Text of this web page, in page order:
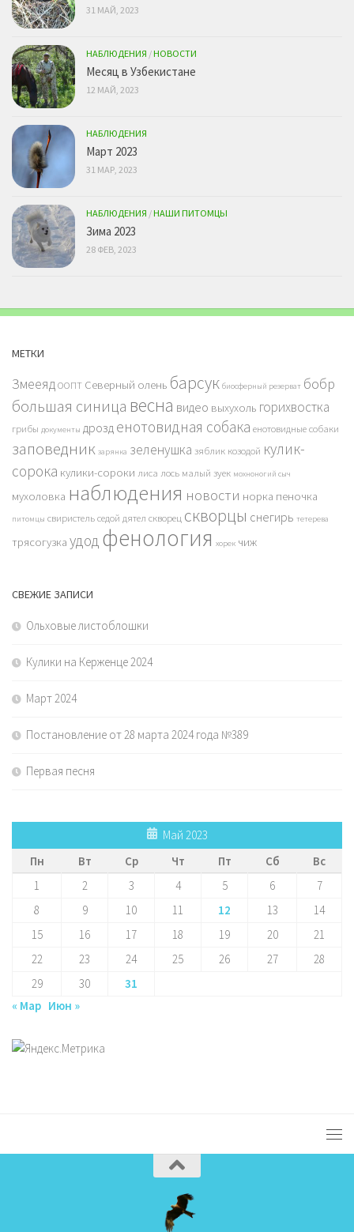
31 МАЙ, 2023
НАБЛЮДЕНИЯ /НОВОСТИ
Месяц в Узбекистане
12 МАЙ, 2023
НАБЛЮДЕНИЯ
Март 2023
31 МАР, 2023
НАБЛЮДЕНИЯ /НАШИ ПИТОМЦЫ
Зима 2023
28 ФЕВ, 2023
МЕТКИ
ЗмееядООПТ Северный олень барсук биосферный резерват бобр
большая синица весна видео выхухоль горихвостка
грибы документы дрозд енотовидная собака енотовидные собаки
заповедник зарянка зеленушка зяблик козодой кулик-
сорока кулики-сороки лиса лось малый зуек мохноногий сыч
мухоловка наблюдения новости норка пеночка
питомцы свиристельседой дятел скворец скворцы снегирь тетерева
трясогузка удод фенология хорек чиж
СВЕЖИЕ ЗАПИСИ
Ольховые листоблошки
Кулики на Керженце 2024
Март 2024
Постановление от 28 марта 2024 года №389
Первая песня
Май 2023
Пн
Вт Ср Чт Пт Сб
Вс
1
2 3 4 5 6
7
8
9 10 11 12 13
14
15
16 17 18 19 20
21
22
23 24 25 26 27
28
29
30
31
« Мар Июн »